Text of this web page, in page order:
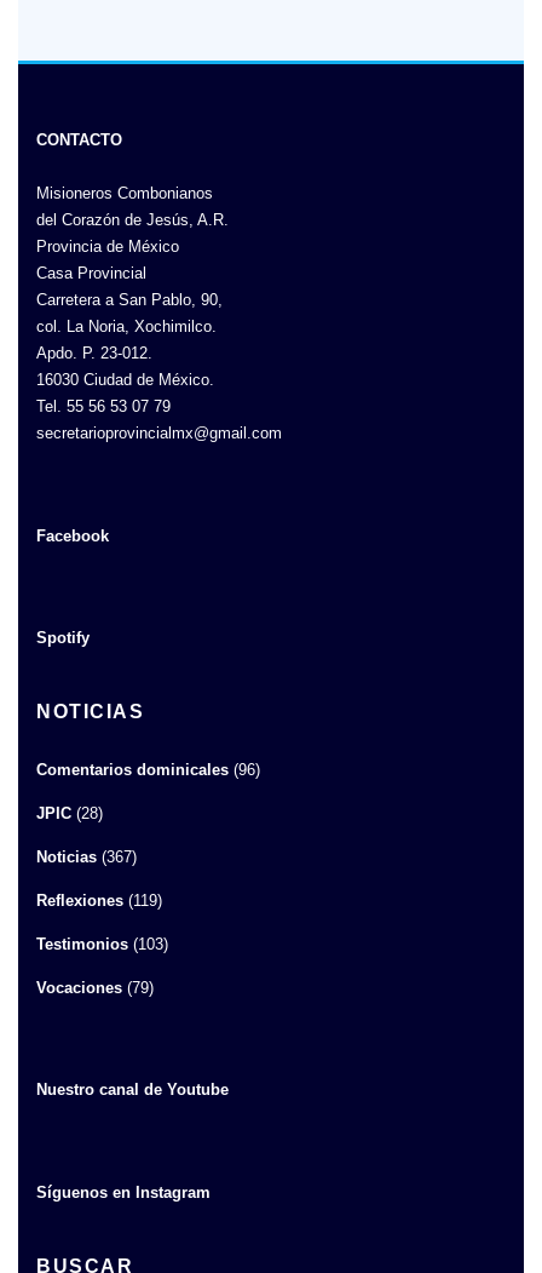
CONTACTO
Misioneros Combonianos
del Corazón de Jesús, A.R.
Provincia de México
Casa Provincial
Carretera a San Pablo, 90,
col. La Noria, Xochimilco.
Apdo. P. 23-012.
16030 Ciudad de México.
Tel. 55 56 53 07 79
secretarioprovincialmx@gmail.com
Facebook
Spotify
NOTICIAS
Comentarios dominicales (96)
JPIC (28)
Noticias (367)
Reflexiones (119)
Testimonios (103)
Vocaciones (79)
Nuestro canal de Youtube
Síguenos en Instagram
BUSCAR